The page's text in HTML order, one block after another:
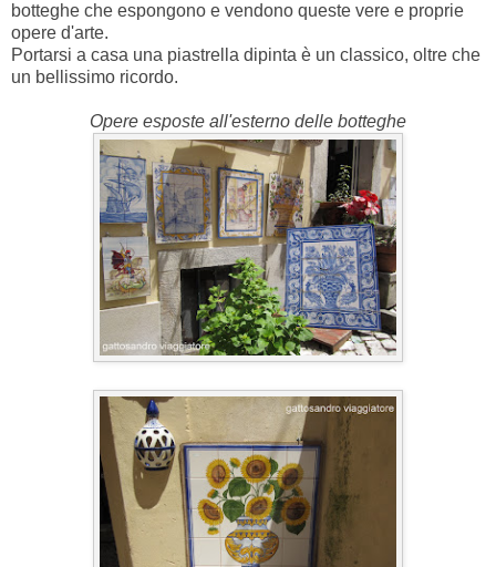
botteghe che espongono e vendono queste vere e proprie
opere d'arte.
Portarsi a casa una piastrella dipinta è un classico, oltre che
un bellissimo ricordo.
Opere esposte all'esterno delle botteghe